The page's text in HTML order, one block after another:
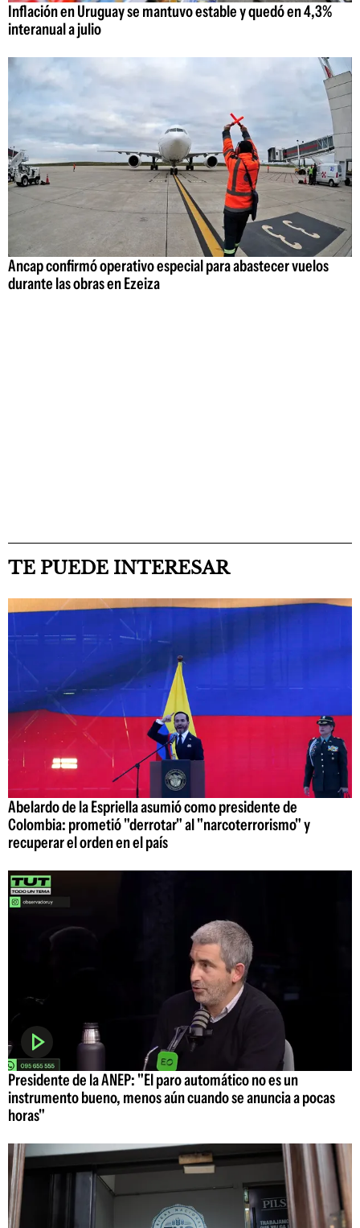
Inflación en Uruguay se mantuvo estable y quedó en 4,3%
interanual a julio
Ancap confirmó operativo especial para abastecer vuelos
durante las obras en Ezeiza
TE PUEDE INTERESAR
Abelardo de la Espriella asumió como presidente de
Colombia: prometió "derrotar" al "narcoterrorismo" y
recuperar el orden en el país
Presidente de la ANEP: "El paro automático no es un
instrumento bueno, menos aún cuando se anuncia a pocas
horas"